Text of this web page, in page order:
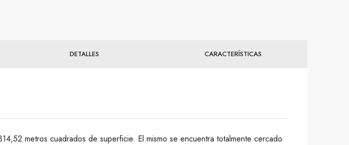
DETALLES CARACTERÍSTICAS
metros cuadrados de superficie. El mismo se encuentra totalmente cercado